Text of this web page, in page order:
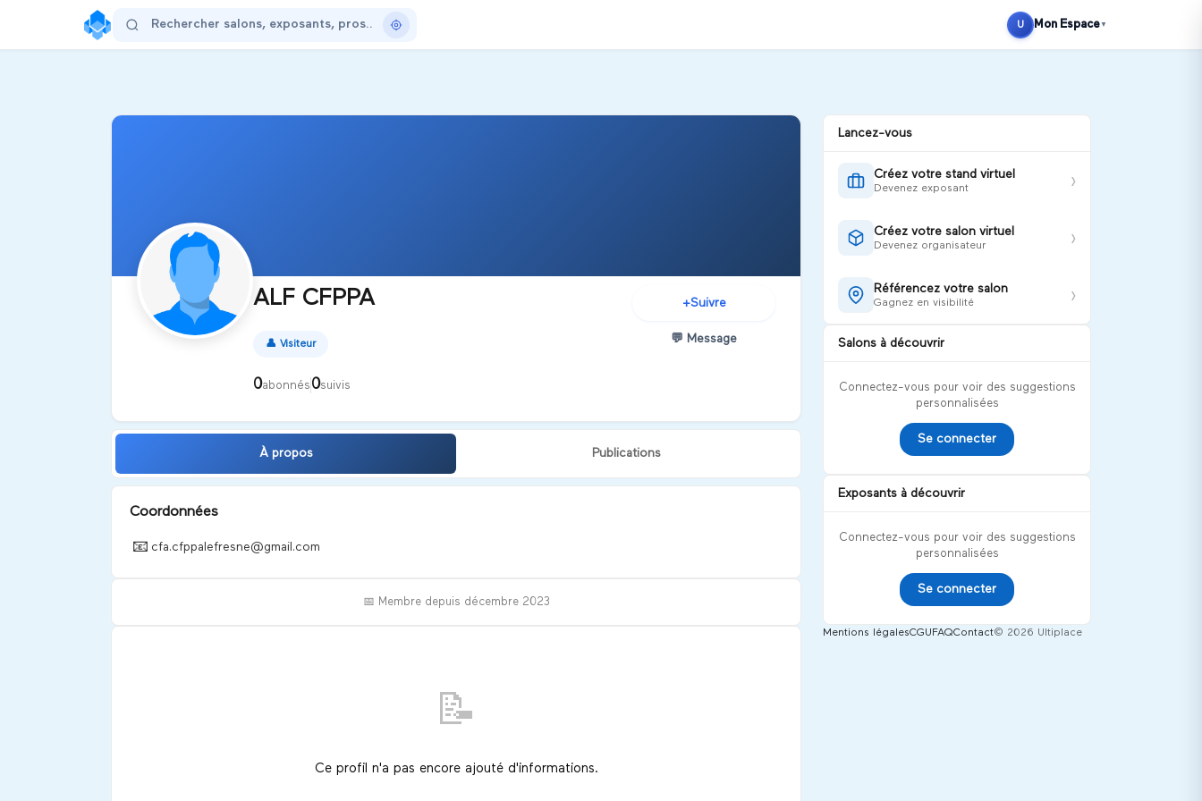
S'inscrire
U Mon Espace ▼
ALF CFPPA
👤 Visiteur
0abonnés 0suivis
+Suivre
💬 Message
À propos Publications
Coordonnées
📧 cfa.cfppalefresne@gmail.com
📅 Membre depuis décembre 2023
📝
Ce profil n'a pas encore ajouté d'informations.
Lancez-vous
Créez votre stand virtuel
Devenez exposant ›
Créez votre salon virtuel
Devenez organisateur ›
Référencez votre salon
Gagnez en visibilité ›
Salons à découvrir
Connectez-vous pour voir des suggestions
personnalisées
Se connecter
Exposants à découvrir
Connectez-vous pour voir des suggestions
personnalisées
Se connecter
Mentions légalesCGU FAQContact© 2026 Ultiplace